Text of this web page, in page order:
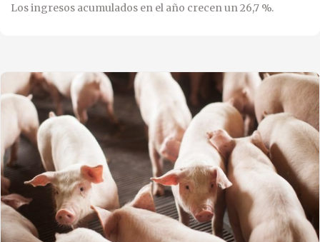
Los ingresos acumulados en el año crecen un 26,7 %.